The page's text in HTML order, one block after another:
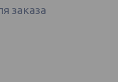
заказа